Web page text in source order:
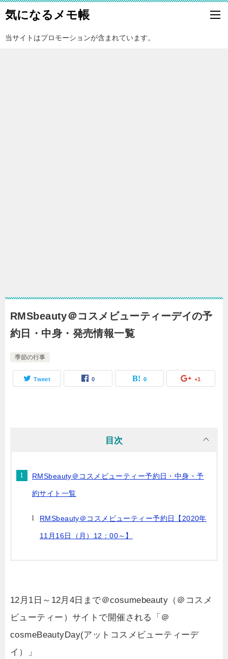
気になるメモ帳
当サイトはプロモーションが含まれています。
RMSbeauty＠コスメビューティーデイの予
約日・中身・発売情報一覧
季節の行事
Tweet 0 0 +1
目次
RMSbeauty＠コスメビューティー予約日・中身・予
約サイト一覧
RMSbeauty＠コスメビューティー予約日【2020年
11月16日（月）12：00～】
12月1日～12月4日まで＠cosumebeauty（＠コスメ
ビューティー）サイトで開催される「＠
cosmeBeautyDay(アットコスメビューティーデ
イ）」